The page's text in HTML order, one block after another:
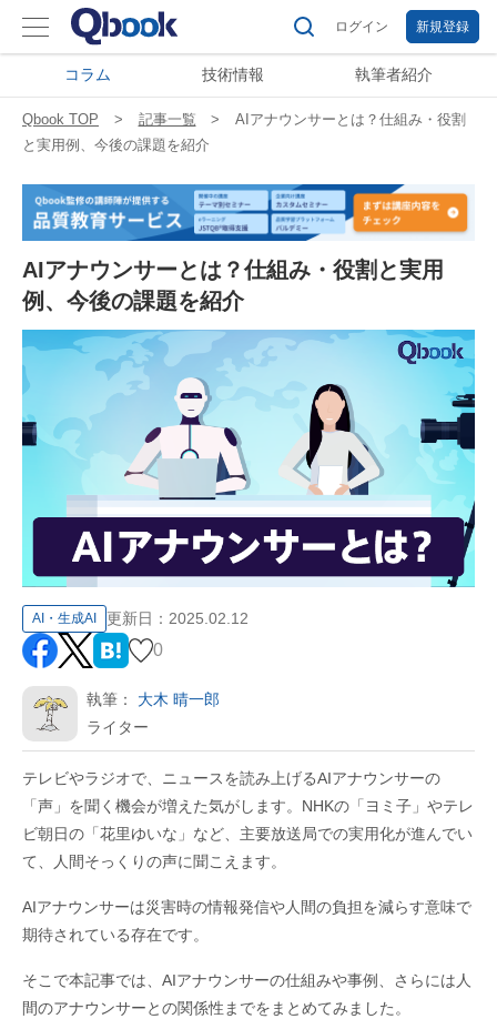
ログイン 新規登録
コラム 技術情報 執筆者紹介
Qbook TOP 記事一覧
AIアナウンサーとは？仕組み・役割
と実用例、今後の課題を紹介
AIアナウンサーとは？仕組み・役割と実用
例、今後の課題を紹介
AI・生成AI 更新日： 2025.02.12
0
執筆： 大木 晴一郎
ライター
テレビやラジオで、ニュースを読み上げるAIアナウンサーの
「声」を聞く機会が増えた気がします。NHKの「ヨミ子」やテレ
ビ朝日の「花里ゆいな」など、主要放送局での実用化が進んでい
て、人間そっくりの声に聞こえます。
AIアナウンサーは災害時の情報発信や人間の負担を減らす意味で
期待されている存在です。
そこで本記事では、AIアナウンサーの仕組みや事例、さらには人
間のアナウンサーとの関係性までをまとめてみました。